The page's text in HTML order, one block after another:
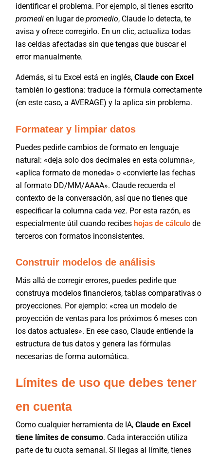
identificar el problema. Por ejemplo, si tienes escrito
promedi en lugar depromedio, Claude lo detecta, te
avisa y ofrece corregirlo. En un clic, actualiza todas
las celdas afectadas sin que tengas que buscar el
error manualmente.
Además, si tu Excel está en inglés,Claude con Excel
también lo gestiona: traduce la fórmula correctamente
(en este caso, a AVERAGE) y la aplica sin problema.
Formatear y limpiar datos
Puedes pedirle cambios de formato en lenguaje
natural: «deja solo dos decimales en esta columna»,
«aplica formato de moneda» o «convierte las fechas
al formato DD/MM/AAAA». Claude recuerda el
contexto de la conversación, así que no tienes que
especificar la columna cada vez. Por esta razón, es
especialmente útil cuando recibeshojas de cálculo de
terceros con formatos inconsistentes.
Construir modelos de análisis
Más allá de corregir errores, puedes pedirle que
construya modelos financieros, tablas comparativas o
proyecciones. Por ejemplo: «crea un modelo de
proyección de ventas para los próximos 6 meses con
los datos actuales». En ese caso, Claude entiende la
estructura de tus datos y genera las fórmulas
necesarias de forma automática.
Límites de uso que debes tener
en cuenta
Como cualquier herramienta de IA,Claude en Excel
tiene límites de consumo. Cada interacción utiliza
parte de tu cuota semanal. Si llegas al límite, tienes